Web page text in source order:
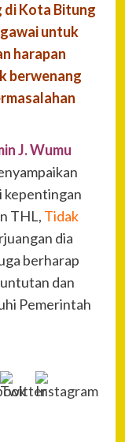
di Kota Bitung
untuk
harapan
berwenang
J. Wumu
kepentingan
THL, Tidak
dia
berharap
dan
Pemerintah